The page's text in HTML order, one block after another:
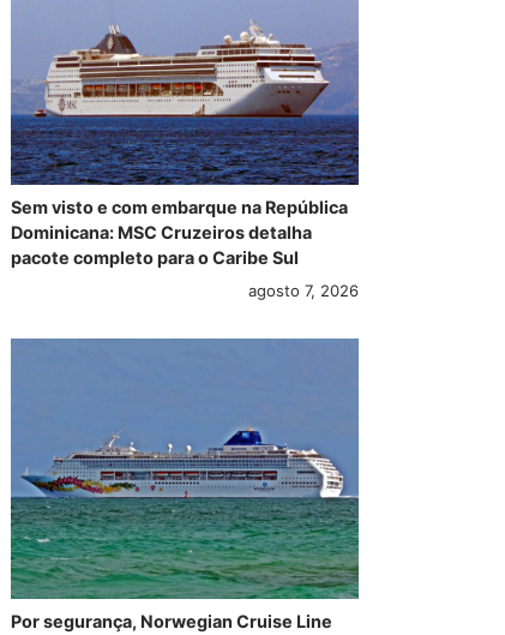
anuncia mais
roteiros para Cuba
durante temporada
2018/2019
maio 26, 2017
Começa a
construção do
Norwegian Bliss
maio 26, 2017
Sem visto e com embarque na República
Dominicana: MSC Cruzeiros detalha
pacote completo para o Caribe Sul
agosto 7, 2026
Por segurança, Norwegian Cruise Line